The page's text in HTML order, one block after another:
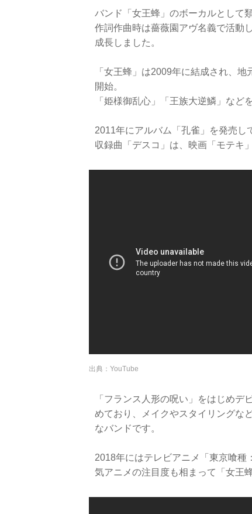
バンド「女王蜂」のボーカルとして
作詞作曲時は薔薇園アヴ名義で活動
成長しました。
「女王蜂」は2009年に結成され、
開始。
「姫様御乱心」「王族大逆鱗」など
2011年にアルバム「孔雀」を発売し
収録曲「デスコ」は、映画「モテキ
出典：YouTube
「フランス人形の呪い」をはじめ
めており、メイクやスタイリングな
なバンドです。
2018年にはテレビアニメ「東京喰種
気アニメの注目度も相まって「女王